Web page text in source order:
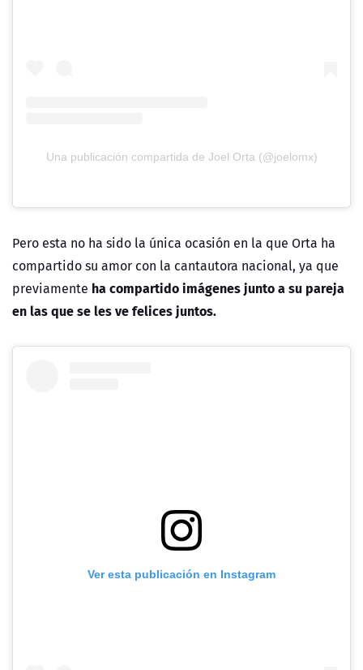
Una publicación compartida de Joel Orta (@joelomx)
Pero esta no ha sido la única ocasión en la que Orta ha
compartido su amor con la cantautora nacional, ya que
previamente ha compartido imágenes junto a su pareja
en las que se les ve felices juntos.
Ver esta publicación en Instagram